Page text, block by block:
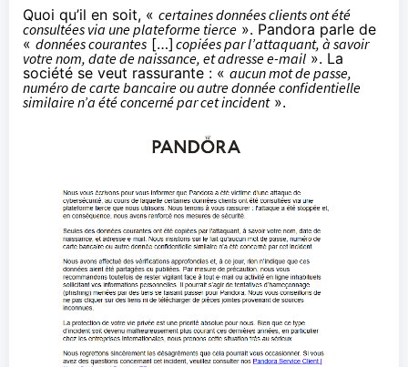
Quoi qu’il en soit, « certaines données clients ont été
consultées via une plateforme tierce ». Pandora parle de
« données courantes […] copiées par l’attaquant, à savoir
votre nom, date de naissance, et adresse e-mail ». La
société se veut rassurante : « aucun mot de passe,
numéro de carte bancaire ou autre donnée confidentielle
similaire n’a été concerné par cet incident».